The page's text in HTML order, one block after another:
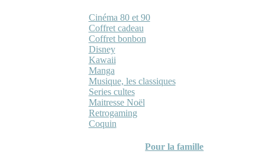
Cinéma 80 et 90
Coffret cadeau
Coffret bonbon
Disney
Kawaii
Manga
Musique, les classiques
Series cultes
Maitresse Noël
Retrogaming
Coquin
Pour la famille